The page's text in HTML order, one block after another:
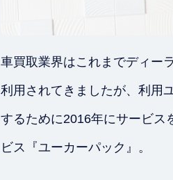
車買取業界はこれまでディー
利用されてきましたが、利用
するために2016年にサービス
ビス『ユーカーパック』。